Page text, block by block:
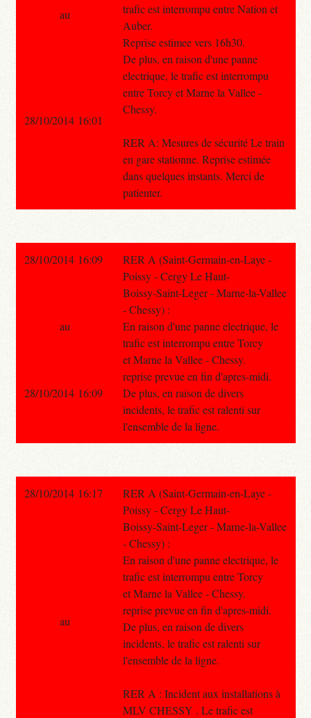
trafic est interrompu entre Nation et
Auber.
Reprise estimee vers 16h30.
De plus, en raison d'une panne
electrique, le trafic est interrompu
entre Torcy et Marne la Vallee -
Chessy.
RER A: Mesures de sécurité Le train
en gare stationne. Reprise estimée
dans quelques instants. Merci de
patienter.
au
28/10/2014 16:01
28/10/2014 16:09
RER A (Saint-Germain-en-Laye -
Poissy - Cergy Le Haut-
Boissy-Saint-Leger - Marne-la-Vallee
- Chessy) :
En raison d'une panne electrique, le
trafic est interrompu entre Torcy
et Marne la Vallee - Chessy.
reprise prevue en fin d'apres-midi.
De plus, en raison de divers
incidents, le trafic est ralenti sur
l'ensemble de la ligne.
au
28/10/2014 16:09
28/10/2014 16:17
RER A (Saint-Germain-en-Laye -
Poissy - Cergy Le Haut-
Boissy-Saint-Leger - Marne-la-Vallee
- Chessy) :
En raison d'une panne electrique, le
trafic est interrompu entre Torcy
et Marne la Vallee - Chessy.
reprise prevue en fin d'apres-midi.
De plus, en raison de divers
incidents, le trafic est ralenti sur
l'ensemble de la ligne.
RER A : Incident aux installations à
MLV CHESSY . Le trafic est
au